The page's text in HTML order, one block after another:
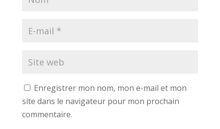
Enregistrer mon nom, mon e-mail et mon
site dans le navigateur pour mon prochain
commentaire.